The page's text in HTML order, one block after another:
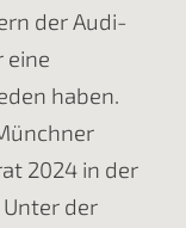
der Audi-
eine
haben.
2024 in der
der